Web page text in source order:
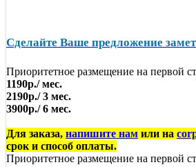
Сделайте Ваше предложение
Приоритетное размещение на первой
1190р./ мес.
2190р./ 3 мес.
3900р./ 6 мес.
Для заказа, напишите нам или на
срок и способ оплаты.
Приоритетное размещение на первой